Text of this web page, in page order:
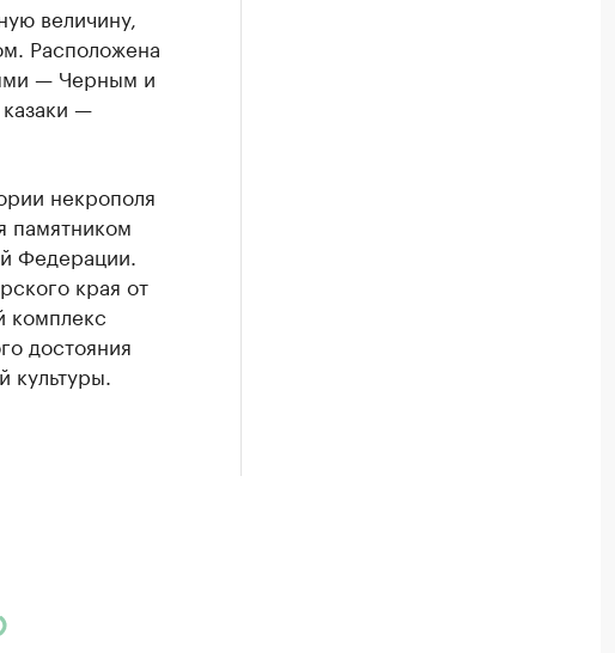
величину,
Расположена
— Черным и
—
некрополя
памятником
Федерации.
края от
комплекс
достояния